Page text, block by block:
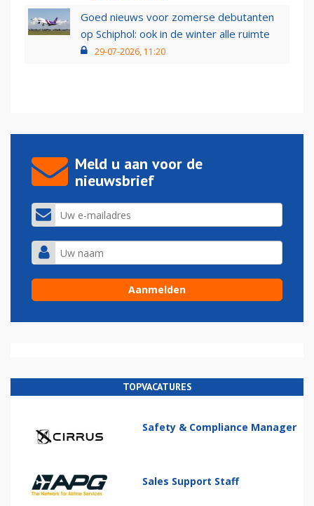
Goed nieuws voor zomerse debutanten
op Schiphol: ook in de winter alle ruimte
29-07-2026, 11:20
Meld u aan voor de
nieuwsbrief
TOPVACATURES
Safety & Compliance Manager
Sales Support Staff